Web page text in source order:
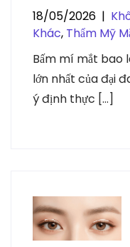
18/05/2026 |
Khác, Thẩm Mỹ
Bấm mí mắt bao
lớn nhất của đại
ý định thực […]